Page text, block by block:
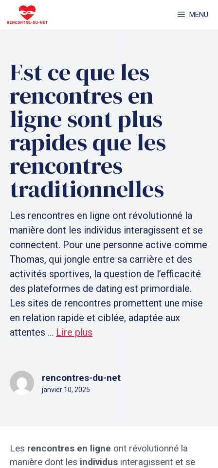
au
MENU
Est ce que les
rencontres en
ligne sont plus
rapides que les
rencontres
traditionnelles
Les rencontres en ligne ont révolutionné la
manière dont les individus interagissent et se
connectent. Pour une personne active comme
Thomas, qui jongle entre sa carrière et des
activités sportives, la question de l’efficacité
des plateformes de dating est primordiale.
Les sites de rencontres promettent une mise
en relation rapide et ciblée, adaptée aux
attentes ... Lire plus
rencontres-du-net
janvier 10, 2025
Les rencontres en ligne ont révolutionné la
manière dont les individus interagissent et se